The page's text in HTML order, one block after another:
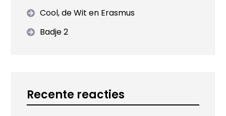
Cool, de Wit en Erasmus
Badje 2
Recente reacties